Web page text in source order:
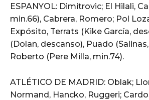
ESPANYOL: Dimitrovic; El Hilali,
min.66), Cabrera, Romero; Pol
Expósito, Terrats (Kike García,
(Dolan, descanso), Puado
Roberto (Pere Milla, min.74).
ATLÉTICO DE MADRID: Oblak;
Normand, Hancko, Ruggeri;